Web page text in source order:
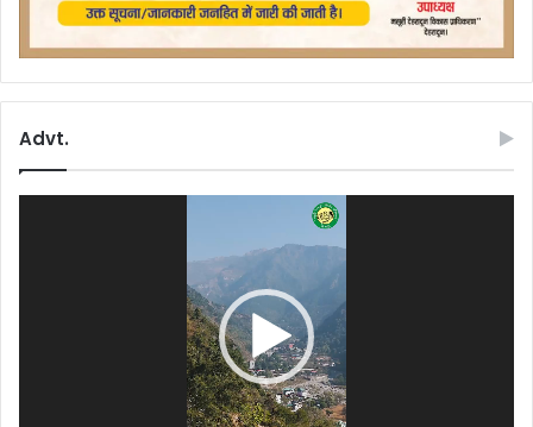
Advt.